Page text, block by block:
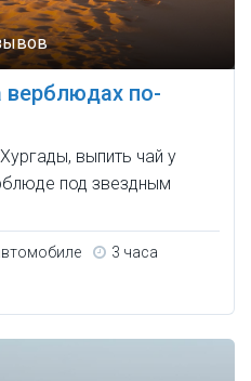
верблюдах по-
выпить чай у
под звездным
3 часа